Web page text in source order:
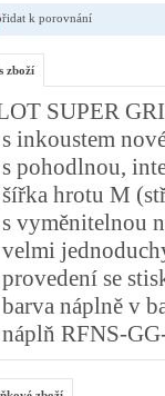
k porovnání
zboží
SUPER
s inkoustem
s pohodlnou,
šířka hrotu M
s vyměnitelnou
velmi
provedení se
barva náplně v
náplň RFNS-